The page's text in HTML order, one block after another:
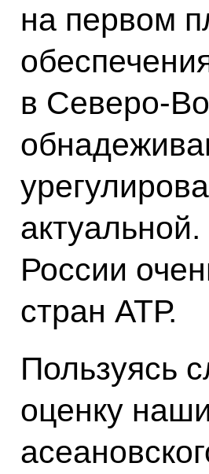
на первом
в Северо-
России
стран АТР.
Пользуясь
оценку